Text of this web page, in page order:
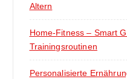
Altern
Home-Fitness – Smart
Trainingsroutinen
Personalisierte